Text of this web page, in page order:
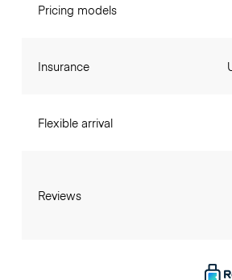
Pricing models
Insurance
Flexible arrival
Reviews